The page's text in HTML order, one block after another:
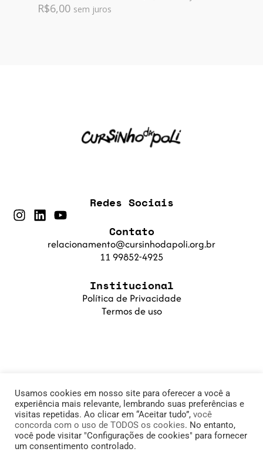
R$6,00 sem juros
Institucional
Política de Privacidade
Termos de uso
Contato
relacionamento@cursinhodapoli.org.br
11 99852-4925
Redes Sociais
© 2025 Cursinho da Poli. Fundação PoliSaber |
11.905.215/0001-78
Usamos cookies em nosso site para oferecer a você a
experiência mais relevante, lembrando suas preferências e
visitas repetidas. Ao clicar em “Aceitar tudo”, você
concorda com o uso de TODOS os cookies. No entanto,
você pode visitar "Configurações de cookies" para fornecer
um consentimento controlado.